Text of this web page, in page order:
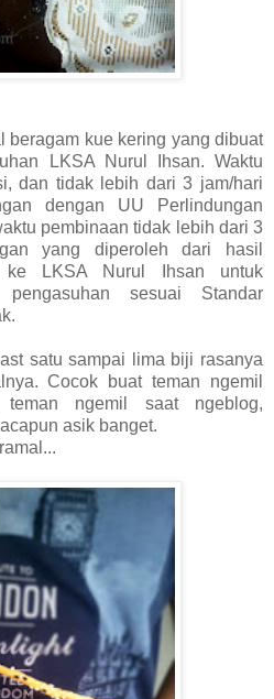
beragam kue kering yang dibuat
LKSA Nurul Ihsan. Waktu
dan tidak lebih dari 3 jam/hari
dengan UU Perlindungan
pembinaan tidak lebih dari 3
yang diperoleh dari hasil
ke LKSA Nurul Ihsan untuk
pengasuhan sesuai Standar
satu sampai lima biji rasanya
Cocok buat teman ngemil
ngemil saat ngeblog,
asik banget.